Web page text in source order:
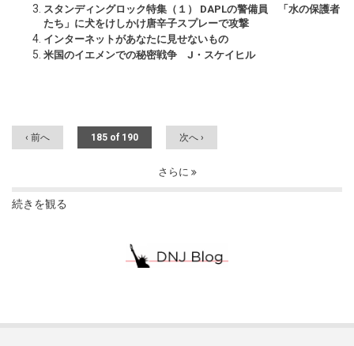
スタンディングロック特集（１） DAPLの警備員 「水の保護者
たち」に犬をけしかけ唐辛子スプレーで攻撃
インターネットがあなたに見せないもの
米国のイエメンでの秘密戦争 J・スケイヒル
‹ 前へ 185 of 190 次へ ›
さらに
続きを観る